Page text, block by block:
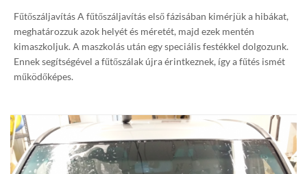
Fűtőszáljavítás A fűtőszáljavítás első fázisában kimérjük a hibákat,
meghatározzuk azok helyét és méretét, majd ezek mentén
kimaszkoljuk. A maszkolás után egy speciális festékkel dolgozunk.
Ennek segítségével a fűtőszálak újra érintkeznek, így a fűtés ismét
működőképes.